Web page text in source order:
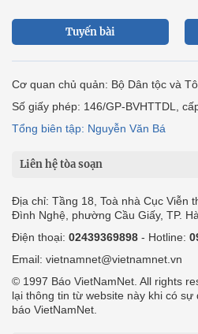
Tuyến bài
Cơ quan chủ quản: Bộ Dân tộc và
Số giấy phép: 146/GP-BVHTTDL,
Tổng biên tập: Nguyễn Văn Bá
Liên hệ tòa soạn
Địa chỉ: Tầng 18, Toà nhà Cục Viễn
Đình Nghệ, phường Cầu Giấy, TP.
Điện thoại: 02439369898 - Hotline:
Email: vietnamnet@vietnamnet.vn
© 1997 Báo VietNamNet. All rights
lại thông tin từ website này khi có sự
báo VietNamNet.